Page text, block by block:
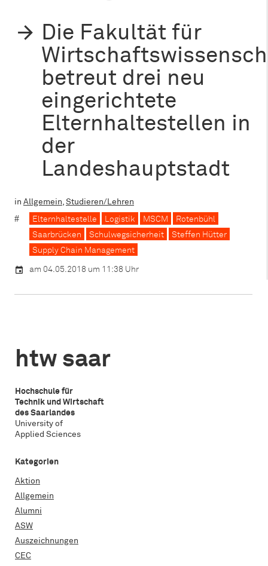
Die Fakultät für
betreut drei neu
eingerichtete
Elternhaltestellen in
der
Landeshauptstadt
in Allgemein Studieren/Lehren
Elternhaltestelle Logistik MSCM
Rotenbühl
Saarbrücken
Schulwegsicherheit
Steffen Hütter
Supply Chain Management
am 04.05.2018 um 11:38 Uhr
htw saar
Hochschule für
Technik und Wirtschaft
des Saarlandes
University of
Applied Sciences
Kategorien
Aktion
Allgemein
Alumni
ASW
Auszeichnungen
CEC